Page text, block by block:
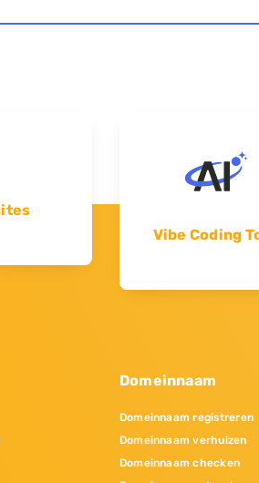
Vibe Coding
Domeinnaam
Domeinnaam registreren
Domeinnaam verhuizen
Domeinnaam checken